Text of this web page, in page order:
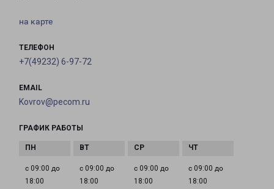
на карте
ТЕЛЕФОН
+7(49232) 6-97-72
EMAIL
Kovrov@pecom.ru
ГРАФИК РАБОТЫ
с 09:00 до
18:00
с 09:00 до
18:00
с 09:00 до
18:00
с 09:00 до
18:00